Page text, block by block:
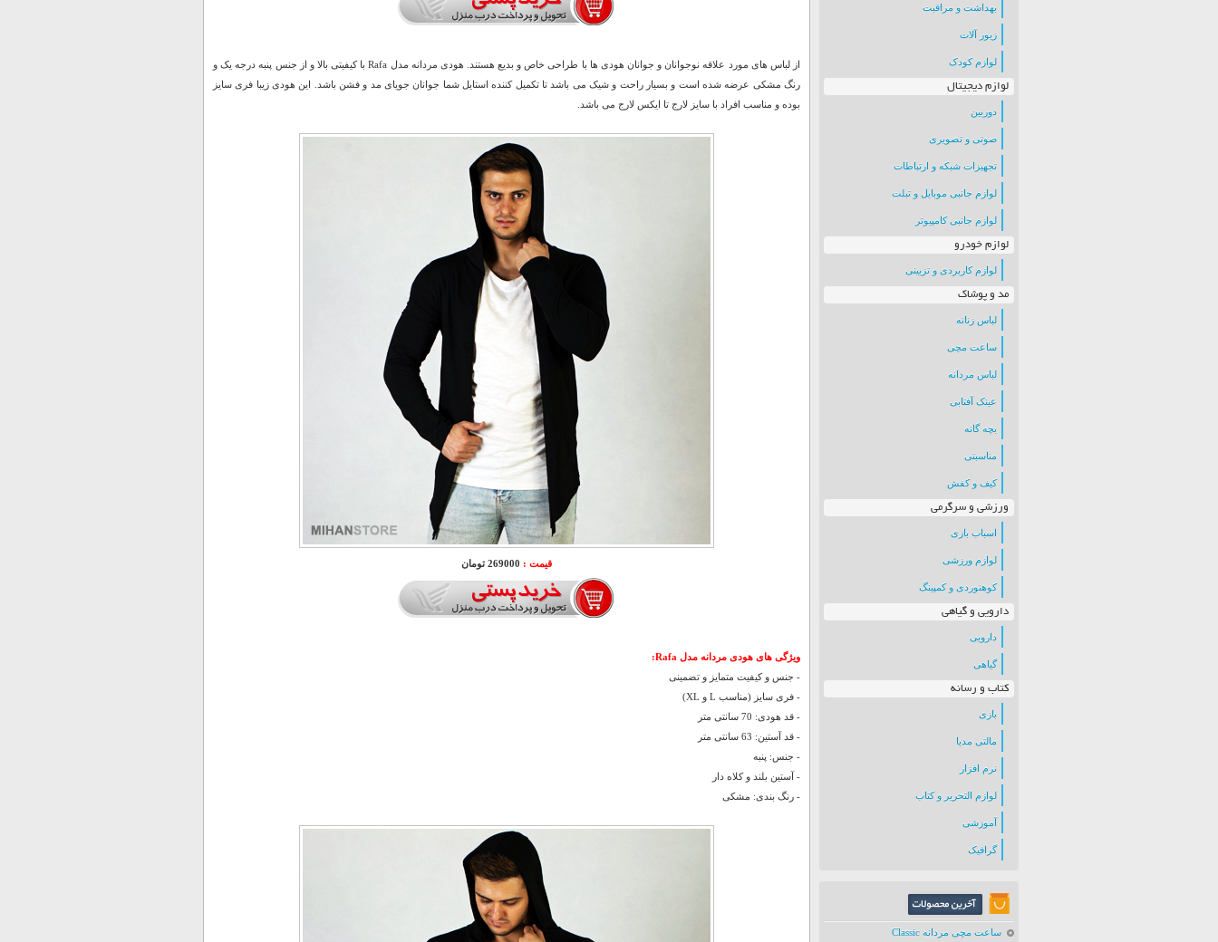
بهداشت و مراقبت
زیور آلات
لوازم کودک
لوازم دیجیتال
دوربین
صوتی و تصویری
تجهیزات شبکه و ارتباطات
لوازم جانبی موبایل و تبلت
لوازم جانبی کامپیوتر
لوازم خودرو
لوازم کاربردی و تزیینی
مد و پوشاک
لباس زنانه
ساعت مچی
لباس مردانه
عینک آفتابی
بچه گانه
مناسبتی
کیف و کفش
ورزشی و سرگرمی
اسباب بازی
لوازم ورزشی
کوهنوردی و کمپینگ
دارویی و گیاهی
دارویی
گیاهی
کتاب و رسانه
بازی
مالتی مدیا
نرم افزار
لوازم التحریر و کتاب
آموزشی
گرافیک
ساعت مچی مردانه Classic
از لباس های مورد علاقه نوجوانان و جوانان هودی ها با طراحی خاص و بدیع هستند. هودی مردانه مدل Rafa با کیفیتی بالا و از جنس پنبه درجه یک و
رنگ مشکی عرضه شده است و بسیار راحت و شیک می باشد تا تکمیل کننده استایل شما جوانان جویای مد و فشن باشد. این هودی زیبا فری سایز
بوده و مناسب افراد با سایز لارج تا ایکس لارج می باشد.
قیمت : 269000 تومان
ویژگی های هودی مردانه مدل Rafa:
- جنس و کیفیت متمایز و تضمینی
- فری سایز (مناسب L و XL)
- قد هودی: 70 سانتی متر
- قد آستین: 63 سانتی متر
- جنس: پنبه
- آستین بلند و کلاه دار
- رنگ بندی: مشکی